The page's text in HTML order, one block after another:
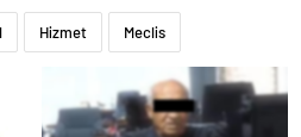
Hizmet Meclis